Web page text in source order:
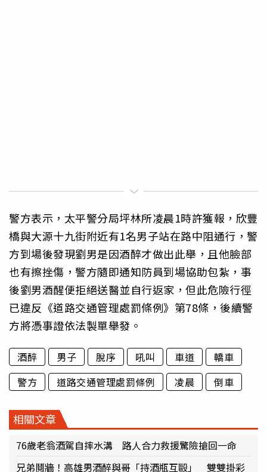
警方表示，太平警分局坪林所凌晨1時許獲報，欣豐
橋與大源十九街附近有1名男子站在路中阻通行，警
方到場後發現劉男是因酒醉才做出此舉，且他臉部
也有擦挫傷，警方隨即通知防員到場協助包紮，事
後劉男酒醒便拒絕送醫並自行返家，但此危險行徑
已違反《道路交通管理處罰條例》第78條，後續警
方將憑事證依法製單舉發。
酒醉 男子 脫序 吼叫 車道
轎車
警方
道路交通管理處罰條例 凌晨 倒車
相關文章
76歲老翁酒駕自摔水溝 路人合力救援驚險搶回一命
兄弟鬩牆！高雄男酒醉與哥「持酒瓶互毆」 雙雙掛彩